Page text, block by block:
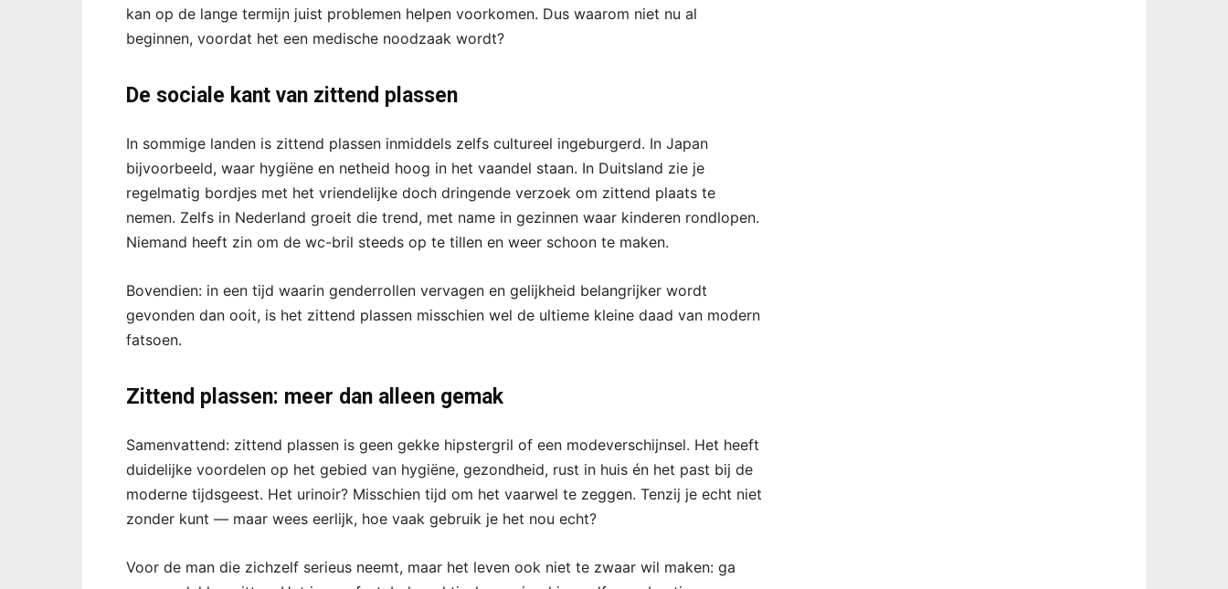
kan op de lange termijn juist problemen helpen voorkomen. Dus waarom niet nu al
beginnen, voordat het een medische noodzaak wordt?
De sociale kant van zittend plassen
In sommige landen is zittend plassen inmiddels zelfs cultureel ingeburgerd. In Japan
bijvoorbeeld, waar hygiëne en netheid hoog in het vaandel staan. In Duitsland zie je
regelmatig bordjes met het vriendelijke doch dringende verzoek om zittend plaats te
nemen. Zelfs in Nederland groeit die trend, met name in gezinnen waar kinderen rondlopen.
Niemand heeft zin om de wc-bril steeds op te tillen en weer schoon te maken.
Bovendien: in een tijd waarin genderrollen vervagen en gelijkheid belangrijker wordt
gevonden dan ooit, is het zittend plassen misschien wel de ultieme kleine daad van modern
fatsoen.
Zittend plassen: meer dan alleen gemak
Samenvattend: zittend plassen is geen gekke hipstergril of een modeverschijnsel. Het heeft
duidelijke voordelen op het gebied van hygiëne, gezondheid, rust in huis én het past bij de
moderne tijdsgeest. Het urinoir? Misschien tijd om het vaarwel te zeggen. Tenzij je echt niet
zonder kunt — maar wees eerlijk, hoe vaak gebruik je het nou echt?
Voor de man die zichzelf serieus neemt, maar het leven ook niet te zwaar wil maken: ga